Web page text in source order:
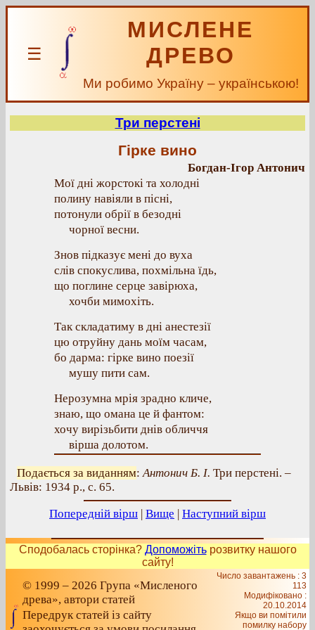
☰
МИСЛЕНЕ
ДРЕВО
Ми робимо Україну – українською!
Три перстені
Гірке вино
Богдан-Ігор Антонич
Мої дні жорстокі та холодні
полину навіяли в пісні,
потонули обрії в безодні
чорної весни.
Знов підказує мені до вуха
слів спокуслива, похмільна їдь,
що поглине серце завірюха,
хочби мимохіть.
Так складатиму в дні анестезії
цю отруйну дань моїм часам,
бо дарма: гірке вино поезії
мушу пити сам.
Нерозумна мрія зрадно кличе,
знаю, що омана це й фантом:
хочу вирізьбити днів обличчя
вірша долотом.
Подається за виданням:Антонич Б. І. Три перстені. –
Львів: 1934 р., с. 65.
Попередній вірш | Вище | Наступний вірш
Сподобалась сторінка? Допоможітьрозвитку нашого
сайту!
© 1999 – 2026 Група «Мисленого
древа», автори статей
Передрук статей із сайту
Число завантажень : 3
113
Модифіковано :
20.10.2014
Якщо ви помітили
помилку набору